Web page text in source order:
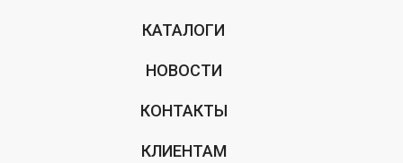
КАТАЛОГИ
НОВОСТИ
КОНТАКТЫ
КЛИЕНТАМ